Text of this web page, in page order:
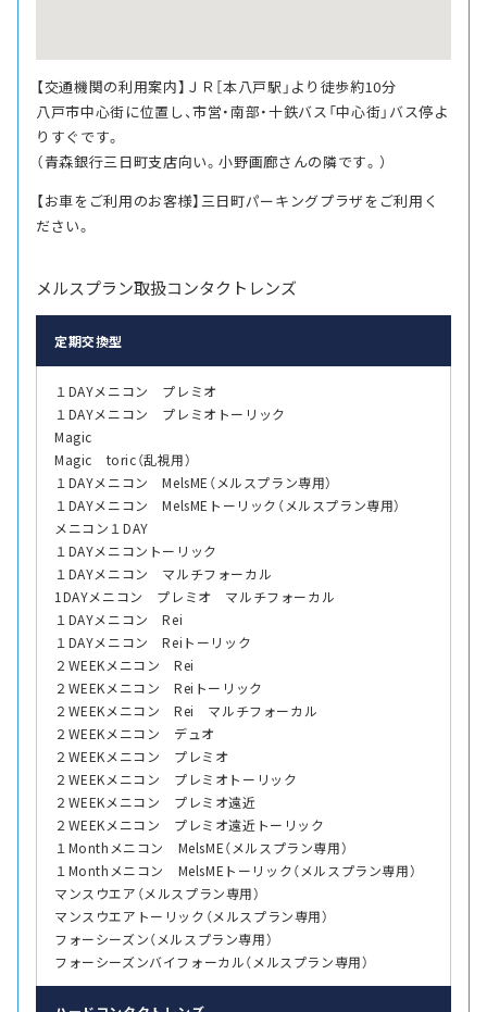
【交通機関の利用案内】ＪＲ［本八戸駅」より徒歩約10分
八戸市中心街に位置し、市営・南部・十鉄バス「中心街」バス停よ
りすぐです。
（青森銀行三日町支店向い。小野画廊さんの隣です。）
【お車をご利用のお客様】三日町パーキングプラザをご利用く
ださい。
メルスプラン取扱コンタクトレンズ
定期交換型
１DAYメニコン プレミオ
１DAYメニコン プレミオトーリック
Magic
Magic toric（乱視用）
１DAYメニコン MelsME（メルスプラン専用）
１DAYメニコン MelsMEトーリック（メルスプラン専用）
メニコン１DAY
１DAYメニコントーリック
１DAYメニコン マルチフォーカル
1DAYメニコン プレミオ マルチフォーカル
１DAYメニコン Rei
１DAYメニコン Reiトーリック
２WEEKメニコン Rei
２WEEKメニコン Reiトーリック
２WEEKメニコン Rei マルチフォーカル
２WEEKメニコン デュオ
２WEEKメニコン プレミオ
２WEEKメニコン プレミオトーリック
２WEEKメニコン プレミオ遠近
２WEEKメニコン プレミオ遠近トーリック
１Monthメニコン MelsME（メルスプラン専用）
１Monthメニコン MelsMEトーリック（メルスプラン専用）
マンスウエア（メルスプラン専用）
マンスウエアトーリック（メルスプラン専用）
フォーシーズン（メルスプラン専用）
フォーシーズンバイフォーカル（メルスプラン専用）